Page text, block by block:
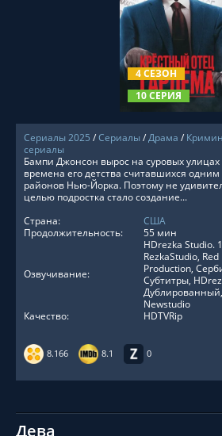
4 СЕЗОН
10 СЕРИЯ
СМОТРЕТЬ ОНЛАЙН
Сериалы 2025 /Сериалы/Драма /
сериалы
8.166 8.1 0
Бампи Джонсон вырос на суровых
времена его детства считавшихся
районов Нью-Йорка. Поэтому не
целью подростка стало создание...
Страна:
США
Продолжительность:
55 мин
Озвучивание:
HDrezka Studio.
RezkaStudio,
Production,
Субтитры,
Newstudio
Качество:
HDTVRip
Дева